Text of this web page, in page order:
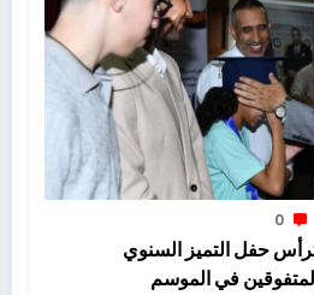
0
حفل التميز السنوي
في الموسم